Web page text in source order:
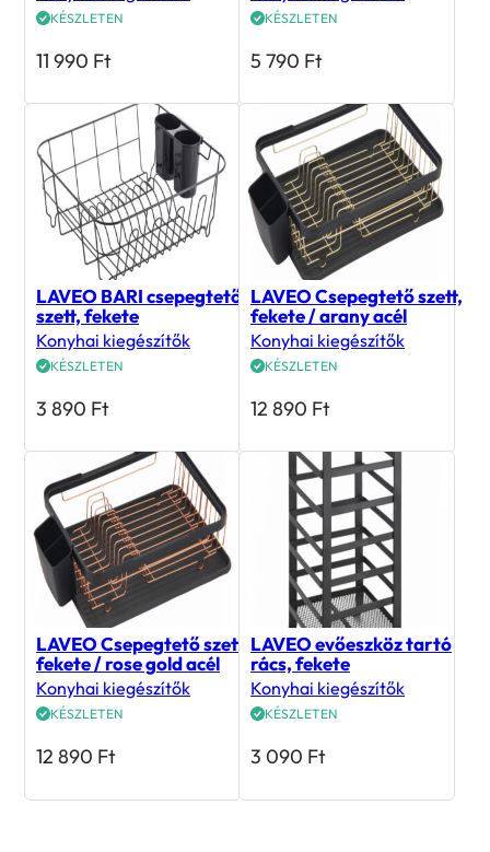
11 990 5 790
LAVEO BARI csepegtető
szett, fekete
Konyhai kiegészítők
KÉSZLETEN
3 890
LAVEO Csepegtető szett,
fekete / arany acél
Konyhai kiegészítők
KÉSZLETEN
12 890
LAVEO Csepegtető szett,
fekete / rose gold acél
Konyhai kiegészítők
KÉSZLETEN
12 890
LAVEO evőeszköz tartó
rács, fekete
Konyhai kiegészítők
KÉSZLETEN
3 090